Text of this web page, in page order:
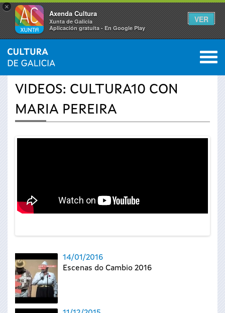
×
Axenda Cultura
Xunta de Galicia
Aplicación gratuíta - En Google Play
VER
Se
usted
INICIO › ACTUALIDAD 0
VIDEOS: CULTURA10 CON
MARIA PEREIRA
14/01/2016
Escenas do Cambio 2016